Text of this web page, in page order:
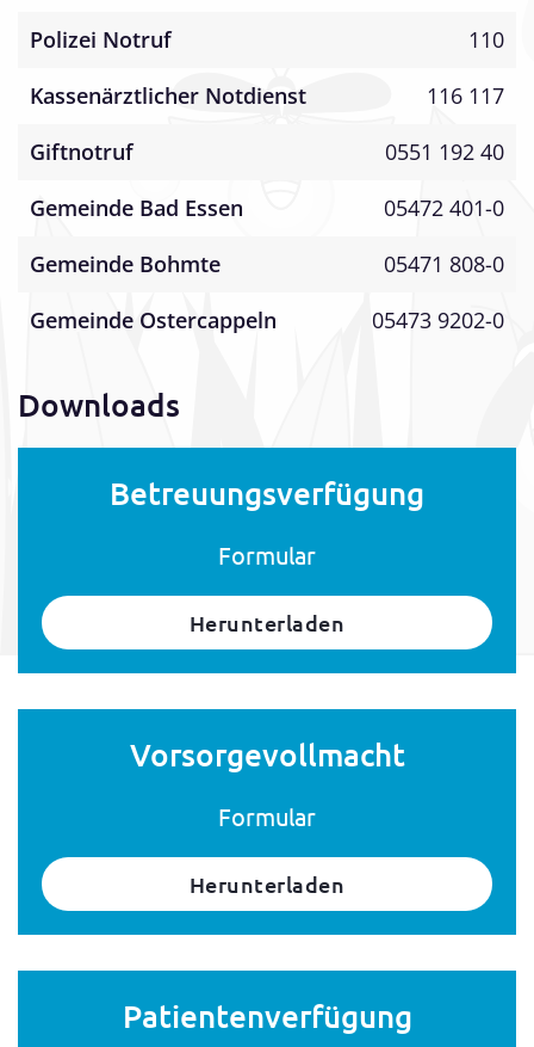
Polizei Notruf
110
Kassenärztlicher Notdienst
116 117
Giftnotruf
0551 192 40
Gemeinde Bad Essen
05472 401-0
Gemeinde Bohmte
05471 808-0
Gemeinde Ostercappeln
05473 9202-0
Downloads
Betreuungsverfügung
Formular
Herunterladen
Vorsorgevollmacht
Formular
Herunterladen
Patientenverfügung